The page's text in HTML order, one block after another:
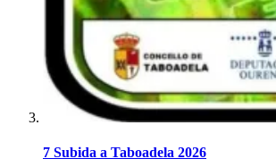
7 Subida a Taboadela 2026